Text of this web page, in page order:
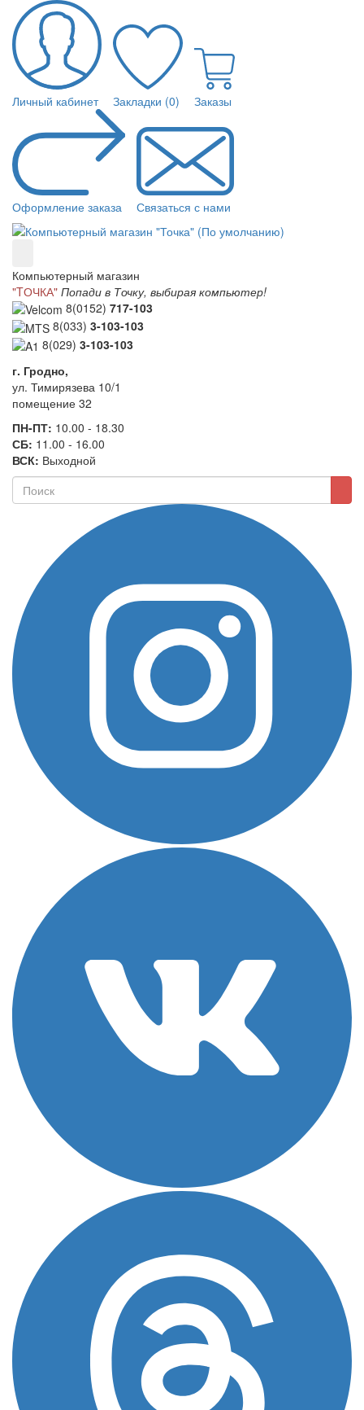
Личный кабинет Закладки (0) Заказы
Оформление заказа Связаться с нами
Компьютерный магазин
"TОЧКА" Попади в Точку, выбирая компьютер!
8(0152) 717-103
8(033) 3-103-103
8(029) 3-103-103
г. Гродно,
ул. Тимирязева 10/1
помещение 32
ПН-ПТ: 10.00 - 18.30
СБ: 11.00 - 16.00
ВСК: Выходной